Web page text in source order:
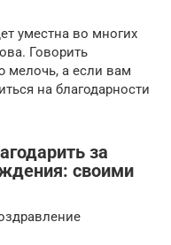
уместна во многих
Говорить
мелочь, а если вам
на благодарности
за
своими